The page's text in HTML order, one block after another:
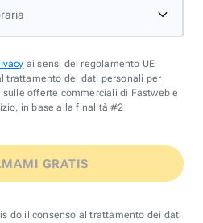
ai sensi del regolamento UE
trattamento dei dati personali per
offerte commerciali di Fastweb e
in base alla finalità #2
GRATIS
do il consenso al trattamento dei dati